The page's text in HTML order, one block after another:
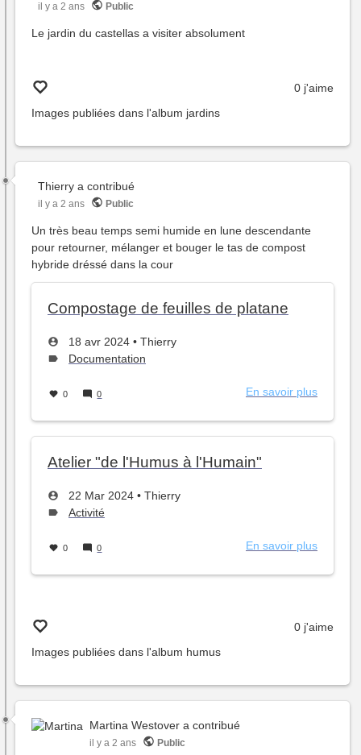
il y a 2 ans Public
Le jardin du castellas a visiter absolument
0 j'aime
Images publiées dans l'album jardins
Thierry a contribué
il y a 2 ans Public
Un très beau temps semi humide en lune descendante
pour retourner, mélanger et bouger le tas de compost
hybride dréssé dans la cour
Compostage de feuilles de platane
Créé
le
18 avr 2024 •
par
Thierry
Type
sujet :
Documentation
0 0 En savoir plus
de
feuilles
Atelier "de l'Humus à l'Humain"
Créé
le
22 Mar 2024 •
par
Thierry
Type
sujet :
Activité
0 0 En savoir plus
"de
0 j'aime
Images publiées dans l'album humus
Martina Westover a contribué
il y a 2 ans Public